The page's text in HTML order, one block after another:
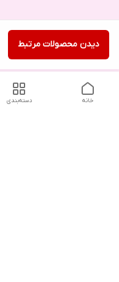
دیدن محصولات مرتبط
دسته‌بندی خانه